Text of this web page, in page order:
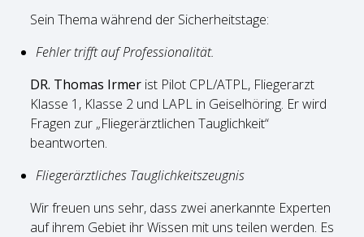
Sein Thema während der Sicherheitstage:
Fehler trifft auf Professionalität.
DR. Thomas Irmer ist Pilot CPL/ATPL, Fliegerarzt
Klasse 1, Klasse 2 und LAPL in Geiselhöring. Er wird
Fragen zur „Fliegerärztlichen Tauglichkeit“
beantworten.
Fliegerärztliches Tauglichkeitszeugnis
Wir freuen uns sehr, dass zwei anerkannte Experten
auf ihrem Gebiet ihr Wissen mit uns teilen werden. Es